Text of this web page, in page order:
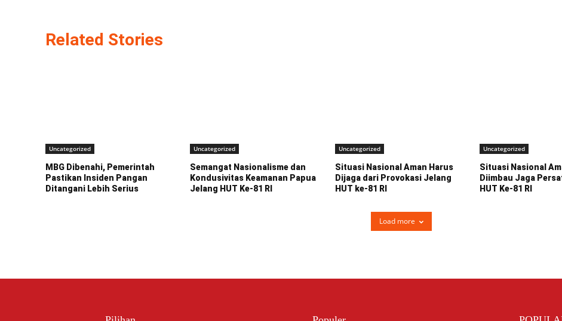
Related Stories
Uncategorized
MBG Dibenahi, Pemerintah
Pastikan Insiden Pangan
Ditangani Lebih Serius
Uncategorized
Semangat Nasionalisme dan
Kondusivitas Keamanan Papua
Jelang HUT Ke-81 RI
Uncategorized
Situasi Nasional Aman Harus
Dijaga dari Provokasi Jelang
HUT ke-81 RI
Uncategorized
Situasi Nasional
Diimbau Jaga
HUT Ke-81 RI
Load more